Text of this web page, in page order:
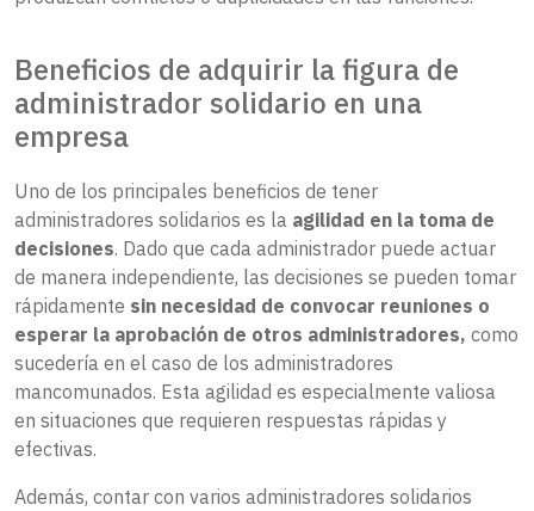
Beneficios de adquirir la figura de
administrador solidario en una
empresa
Uno de los principales beneficios de tener
administradores solidarios es la agilidad en la toma de
decisiones. Dado que cada administrador puede actuar
de manera independiente, las decisiones se pueden tomar
rápidamente sin necesidad de convocar reuniones o
esperar la aprobación de otros administradores, como
sucedería en el caso de los administradores
mancomunados. Esta agilidad es especialmente valiosa
en situaciones que requieren respuestas rápidas y
efectivas.
Además, contar con varios administradores solidarios